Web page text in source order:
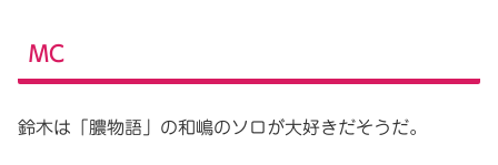
MC
鈴木は「膿物語」の和嶋のソロが大好きだそうだ。